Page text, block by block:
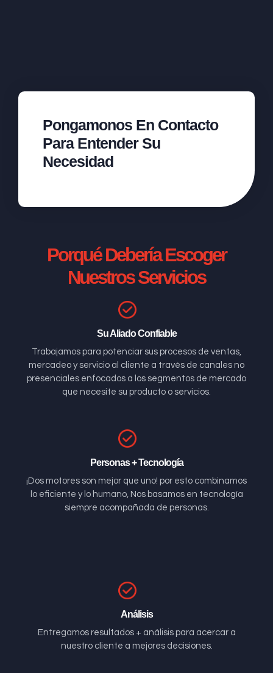
Pongamonos En Contacto
Para Entender Su
Necesidad
Porqué Debería Escoger
Nuestros Servicios
Su Aliado Confiable
Trabajamos para potenciar sus procesos de ventas,
mercadeo y servicio al cliente a través de canales no
presenciales enfocados a los segmentos de mercado
que necesite su producto o servicios.
Personas + Tecnología
¡Dos motores son mejor que uno! por esto combinamos
lo eficiente y lo humano, Nos basamos en tecnología
siempre acompañada de personas.
Análisis
Entregamos resultados + análisis para acercar a
nuestro cliente a mejores decisiones.